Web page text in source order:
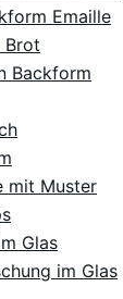
Emaille
Brot
Backform
mit Muster
Glas
im Glas